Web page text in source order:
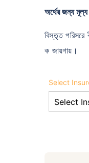
অর্থের জন্য মূল্য
বিস্তৃত পরিসরে
ক জায়গায়।
Select